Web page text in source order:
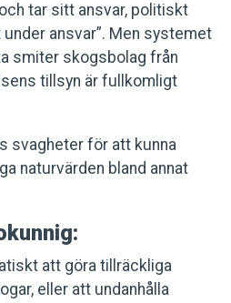
tar sitt ansvar, politiskt
under ansvar”. Men systemet
smiter skogsbolag från
tillsyn är fullkomligt
svagheter för att kunna
naturvärden bland annat
att göra tillräckliga
eller att undanhålla